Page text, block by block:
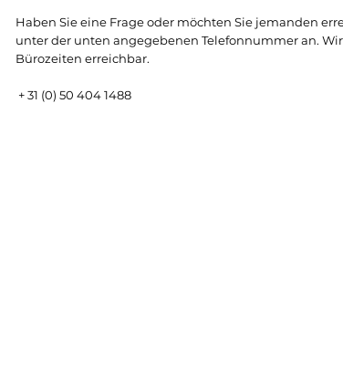
Haben Sie eine Frage oder möchten Sie jemanden
unter der unten angegebenen Telefonnummer an.
Bürozeiten erreichbar.
+ 31 (0) 50 404 1488